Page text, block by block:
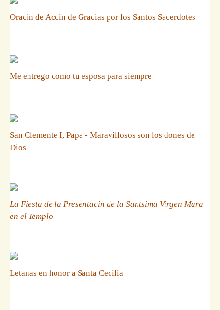
Oracin de Accin de Gracias por los Santos Sacerdotes
Me entrego como tu esposa para siempre
San Clemente I, Papa - Maravillosos son los dones de
Dios
La Fiesta de la Presentacin de la Santsima Virgen Mara
en el Templo
Letanas en honor a Santa Cecilia